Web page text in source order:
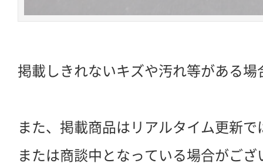
掲載しきれないキズや汚れ等がある場
また、掲載商品はリアルタイム更新
または商談中となっている場合がご